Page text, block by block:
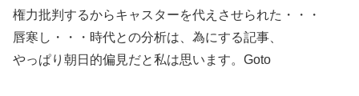
権力批判するからキャスターを代えさせられた・・・
唇寒し・・・時代との分析は、為にする記事、
やっぱり朝日的偏見だと私は思います。Goto